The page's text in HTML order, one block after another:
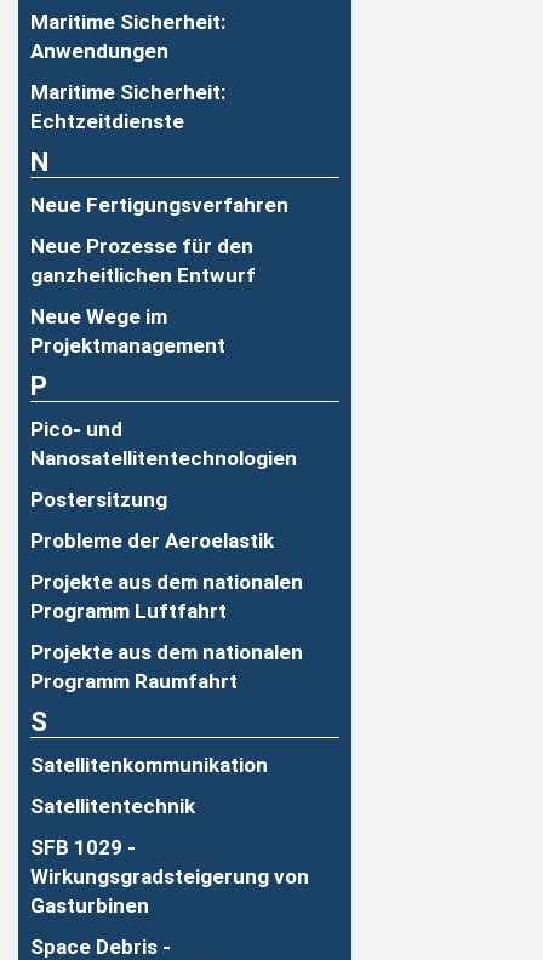
Maritime Sicherheit:
Anwendungen
Maritime Sicherheit:
Echtzeitdienste
N
Neue Fertigungsverfahren
Neue Prozesse für den
ganzheitlichen Entwurf
Neue Wege im
Projektmanagement
P
Pico- und
Nanosatellitentechnologien
Postersitzung
Probleme der Aeroelastik
Projekte aus dem nationalen
Programm Luftfahrt
Projekte aus dem nationalen
Programm Raumfahrt
S
Satellitenkommunikation
Satellitentechnik
SFB 1029 -
Wirkungsgradsteigerung von
Gasturbinen
Space Debris -